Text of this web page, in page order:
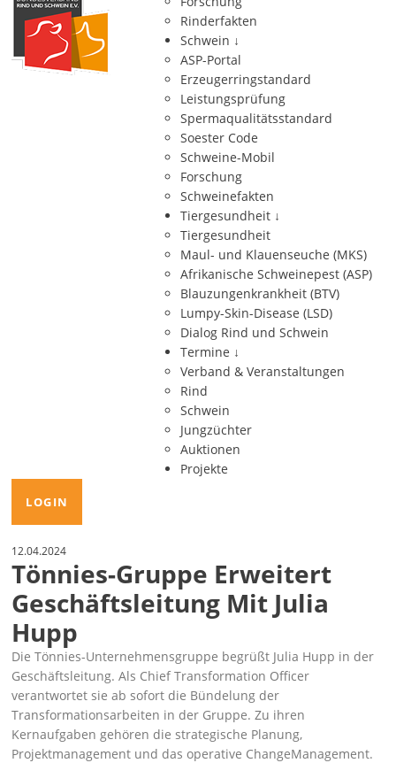
Rinderfakten
Schwein ↓
ASP-Portal
Erzeugerringstandard
Leistungsprüfung
Spermaqualitätsstandard
Soester Code
Schweine-Mobil
Forschung
Schweinefakten
Tiergesundheit ↓
Tiergesundheit
Maul- und Klauenseuche (MKS)
Afrikanische Schweinepest (ASP)
Blauzungenkrankheit (BTV)
Lumpy-Skin-Disease (LSD)
Dialog Rind und Schwein
Termine ↓
Verband & Veranstaltungen
Rind
Schwein
Jungzüchter
Auktionen
Projekte
LOGIN
12.04.2024
Tönnies-Gruppe Erweitert
Geschäftsleitung Mit Julia
Hupp
Die Tönnies-Unternehmensgruppe begrüßt Julia Hupp in der
Geschäftsleitung. Als Chief Transformation Officer
verantwortet sie ab sofort die Bündelung der
Transformationsarbeiten in der Gruppe. Zu ihren
Kernaufgaben gehören die strategische Planung,
Projektmanagement und das operative ChangeManagement.